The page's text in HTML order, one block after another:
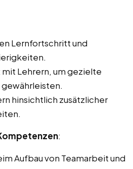
Lernfortschritt und
Lehrern, um gezielte
hinsichtlich zusätzlicher
:
Aufbau von Teamarbeit und